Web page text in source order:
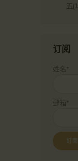
五
订阅
姓名*
郵箱*